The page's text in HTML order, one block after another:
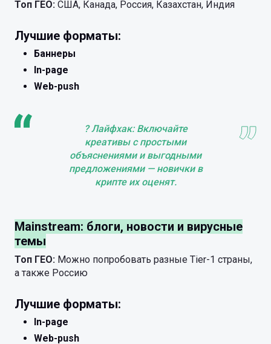
Топ ГЕО: США, Канада, Россия, Казахстан, Индия
Лучшие форматы:
Баннеры
In-page
Web-push
? Лайфхак: Включайте
креативы с простыми
объяснениями и выгодными
предложениями — новички в
крипте их оценят.
Mainstream: блоги, новости и вирусные
темы
Топ ГЕО: Можно попробовать разные Tier-1 страны,
а также Россию
Лучшие форматы:
In-page
Web-push